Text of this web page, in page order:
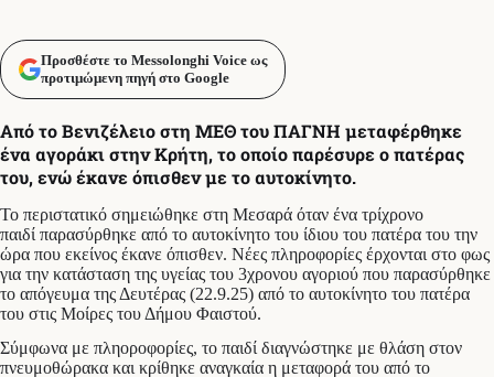
Προσθέστε το Messolonghi Voice ως
προτιμώμενη πηγή στο Google
Από το Βενιζέλειο στη ΜΕΘ του ΠΑΓΝΗ μεταφέρθηκε
ένα αγοράκι στην Κρήτη, το οποίο παρέσυρε ο πατέρας
του, ενώ έκανε όπισθεν με το αυτοκίνητο.
Το περιστατικό σημειώθηκε στη Μεσαρά όταν ένα τρίχρονο
παιδί παρασύρθηκε από το αυτοκίνητο του ίδιου του πατέρα του την
ώρα που εκείνος έκανε όπισθεν. Νέες πληροφορίες έρχονται στο φως
για την κατάσταση της υγείας του 3χρονου αγοριού που παρασύρθηκε
το απόγευμα της Δευτέρας (22.9.25) από το αυτοκίνητο του πατέρα
του στις Μοίρες του Δήμου Φαιστού.
Σύμφωνα με πληοροφορίες, το παιδί διαγνώστηκε με θλάση στον
πνευμοθώρακα και κρίθηκε αναγκαία η μεταφορά του από το